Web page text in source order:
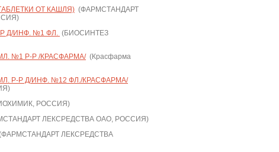
ОТ КАШЛЯ) (ФАРМСТАНДАРТ
Р Д/ИНФ. №1 ФЛ. (БИОСИНТЕЗ
№1 Р-Р /КРАСФАРМА/(Красфарма
Р-Р Д/ИНФ. №12 ФЛ./КРАСФАРМА/
РОССИЯ)
ЛЕКСРЕДСТВА ОАО, РОССИЯ)
ЛЕКСРЕДСТВА